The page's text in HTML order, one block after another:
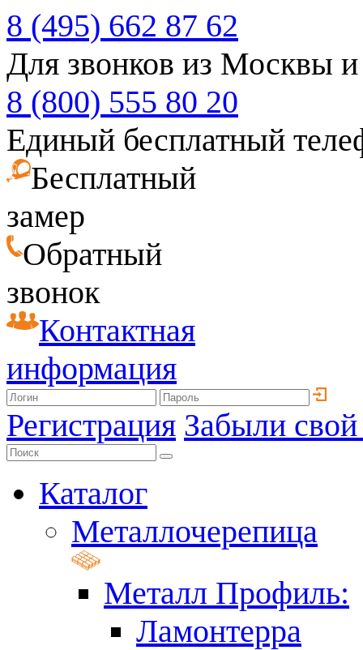
8 (495) 662 87 62
Для звонков из Москвы
8 (800) 555 80 20
Единый бесплатный
Бесплатный
замер
Обратный
звонок
Контактная
информация
Регистрация Забыли
Каталог
Металлочерепица
Металл Профиль:
Ламонтерра